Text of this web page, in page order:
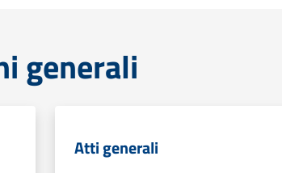
generali
Atti generali